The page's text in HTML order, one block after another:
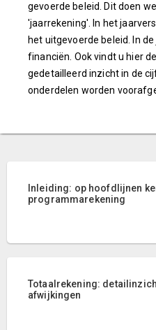
gevoerde beleid. Dit doen
'jaarrekening'. In het
het uitgevoerde beleid. In
financiën. Ook vindt u hier
gedetailleerd inzicht in de
onderdelen worden
Inleiding: op hoofdlijnen
programmarekening
Totaalrekening:
afwijkingen